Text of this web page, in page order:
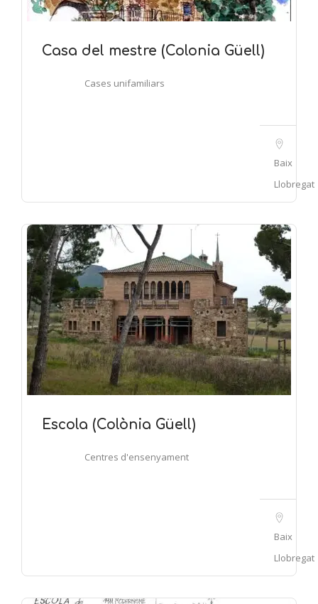
Casa del mestre (Colonia Güell)
Cases unifamiliars
Baix
Llobregat
Escola (Colònia Güell)
Centres d'ensenyament
Baix
Llobregat